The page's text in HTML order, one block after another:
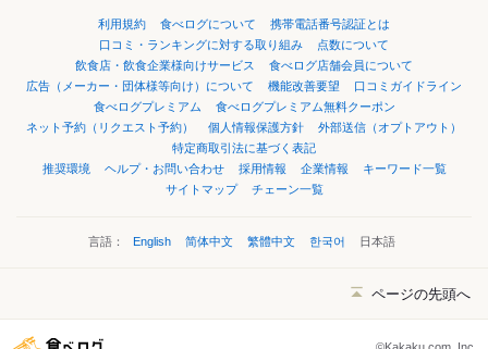
利用規約 食べログについて
携帯電話番号認証とは
口コミ・ランキングに対する取り組み
点数について
飲食店・飲食企業様向けサービス
食べログ店舗会員について
広告（メーカー・団体様等向け）について
機能改善要望
口コミガイドライン
食べログプレミアム
食べログプレミアム無料クーポン
ネット予約（リクエスト予約）
個人情報保護方針
外部送信（オプトアウト）
特定商取引法に基づく表記
推奨環境
ヘルプ・お問い合わせ 採用情報 企業情報
キーワード一覧
サイトマップ
チェーン一覧
言語： English 简体中文 繁體中文 한국어 日本語
ページの先頭へ